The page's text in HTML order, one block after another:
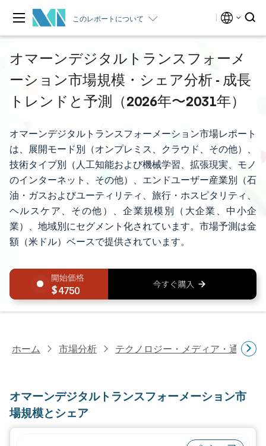
このレポートについて
オマーンデジタルトランスフォーメ
ーション市場規模・シェア分析 - 成長
トレンドと予測（2026年〜2031年）
オマーンデジタルトランスフォーメーション市場レポート
は、展開モード別（オンプレミス、クラウド、その他）、
技術タイプ別（人工知能および機械学習、拡張現実、モノ
のインターネット、その他）、エンドユーザー産業別（石
油・ガスおよびユーティリティ、旅行・ホスピタリティ、
ヘルスケア、その他）、企業規模別（大企業、中小企
業）、地域別にセグメント化されています。市場予測は金
額（米ドル）ベースで提供されています。
4750
ホーム 市場分析 テクノロジー・メディア・通信研
オマーンデジタルトランスフォーメーション市
場規模とシェア